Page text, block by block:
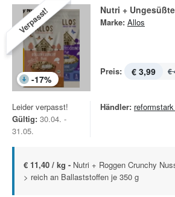
Verpasst!
-17%
Nutri +
Marke: Allos
Preis: € 3,99 €
Leider verpasst!
Gültig: 30.04. -
31.05.
Händler:
€ 11,40 / kg - Nutri + Roggen Crunchy
> reich an Ballaststoffen je 350 g